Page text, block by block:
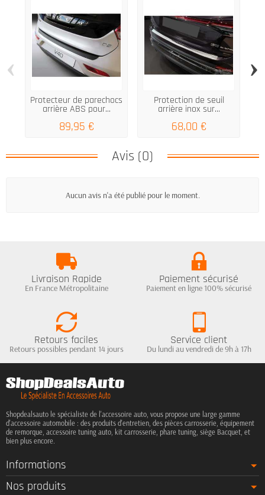
Protecteur de parechocs
arrière ABS pour...
89,95 €
Protection de seuil
arrière inox sur...
68,00 €
‹ ›
Avis (0)
Aucun avis n'a été publié pour le moment.
Livraison Rapide
En France Métropolitaine
Paiement sécurisé
Paiement en ligne 100% sécurisé
Retours faciles
Retours possibles pendant 14 jours
Service client
Du lundi au vendredi de 9h à 17h
Shopdealsauto le spécialiste de l'accessoire auto, vous propose une large gamme
d'accessoire automobile : des produits d'entretien, des pièces carrosserie, équipement
de remorque, accessoire tuning auto, kit carrosserie, phare tuning, siège Bacquet, et
bien plus encore.
Informations
Nos produits